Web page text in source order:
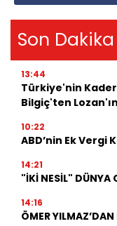
Son Dakika
13:44
Türkiye'nin
Bilgiç'ten
10:22
ABD’nin Ek Vergi
14:21
"İKİ NESİL" DÜNYA
14:16
ÖMER